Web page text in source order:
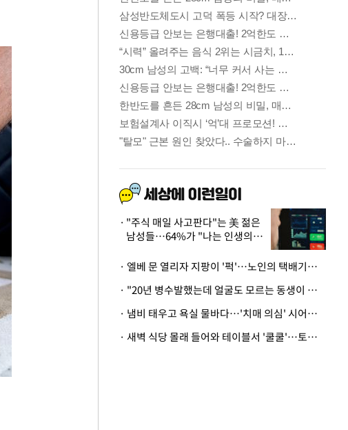
"주식 매일 사고판다"는 美 젊은
남성들…64%가 "나는 인생의
· 엘베 문 열리자 지팡이 '퍽'…노인의 택배기사 폭행 이유
· "20년 병수발했는데 얼굴도 모르는 동생이 유산 절반을"…배다른 형제 상속권 있을까
· 냄비 태우고 욕실 물바다…'치매 의심' 시어머니 검사 권유했다가 '날벼락'
· 새벽 식당 몰래 들어와 테이블서 '쿨쿨'…토사물 남기고 사라진 남성